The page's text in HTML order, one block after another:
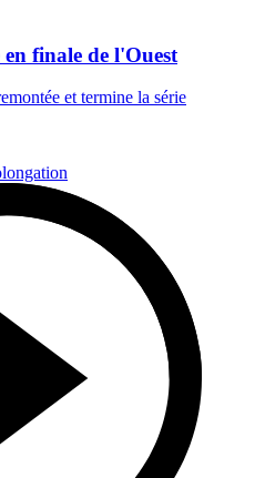
finale de l'Ouest
et termine la série